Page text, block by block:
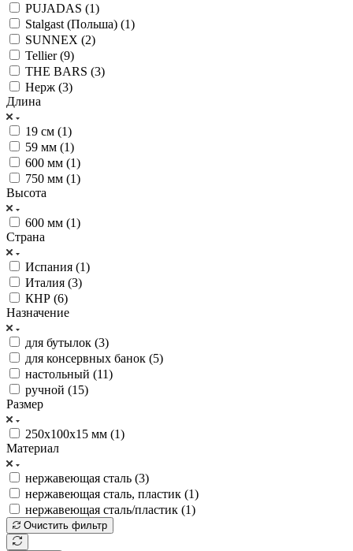
PUJADAS (1)
Stalgast (Польша) (1)
SUNNEX (2)
Tellier (9)
THE BARS (3)
Нерж (3)
Длина
19 см (1)
59 мм (1)
600 мм (1)
750 мм (1)
Высота
600 мм (1)
Страна
Испания (1)
Италия (3)
КНР (6)
Назначение
для бутылок (3)
для консервных банок (5)
настольный (11)
ручной (15)
Размер
250х100х15 мм (1)
Материал
нержавеющая сталь (3)
нержавеющая сталь, пластик (1)
нержавеющая сталь/пластик (1)
Очистить фильтр